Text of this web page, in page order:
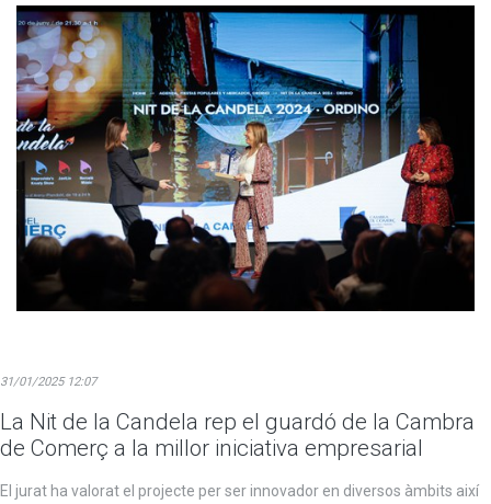
31/01/2025 12:07
La Nit de la Candela rep el guardó de la Cambra
de Comerç a la millor iniciativa empresarial
El jurat ha valorat el projecte per ser innovador en diversos àmbits així